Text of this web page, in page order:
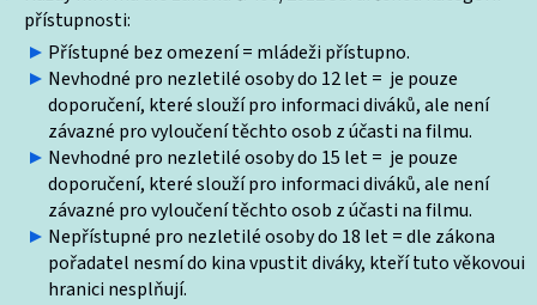
přístupnosti:
Přístupné bez omezení = mládeži přístupno.
Nevhodné pro nezletilé osoby do 12 let = je pouze
doporučení, které slouží pro informaci diváků, ale není
závazné pro vyloučení těchto osob z účasti na filmu.
Nevhodné pro nezletilé osoby do 15 let = je pouze
doporučení, které slouží pro informaci diváků, ale není
závazné pro vyloučení těchto osob z účasti na filmu.
Nepřístupné pro nezletilé osoby do 18 let = dle zákona
pořadatel nesmí do kina vpustit diváky, kteří tuto věkovoui
hranici nesplňují.